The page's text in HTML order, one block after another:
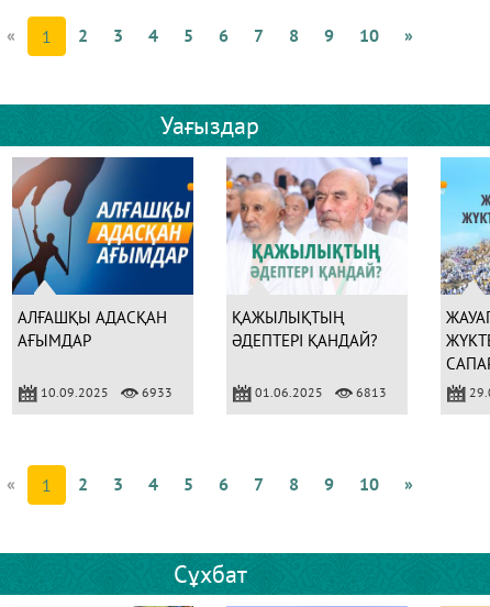
« 1 2 3 4 5 6 7 8 9 10 »
Уағыздар
АЛҒАШҚЫ АДАСҚАН
АҒЫМДАР
10.09.2025 6933
ҚАЖЫЛЫҚТЫҢ
ӘДЕПТЕРІ ҚАНДАЙ?
01.06.2025 6813
« 1 2 3 4 5 6 7 8 9 10 »
Сұхбат